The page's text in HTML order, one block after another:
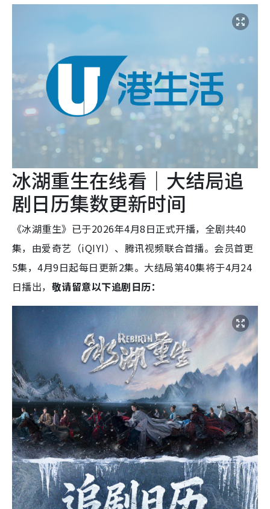
冰湖重生在线看｜大结局追
剧日历集数更新时间
《冰湖重生》已于2026年4月8日正式开播，全剧共40
集，由爱奇艺（iQIYI）、腾讯视频联合首播。会员首更
5集，4月9日起每日更新2集。大结局第40集将于4月24
日播出， 敬请留意以下追剧日历：